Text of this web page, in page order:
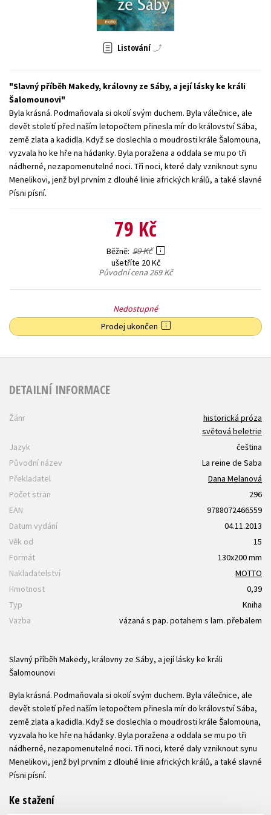
Zahraniční literatura
Všechny tituly
Listování
Slavný příběh Makedy, královny ze Sáby, a její lásky ke králi
Šalomounovi
Byla krásná. Podmaňovala si okolí svým duchem. Byla válečnice, ale
devět století před naším letopočtem přinesla mír do království Sába,
země zlata a kadidla. Když se doslechla o moudrosti krále Šalomouna,
vyzvala ho ke hře na hádanky. Byla poražena a oddala se mu po tři
nádherné, nezapomenutelné noci. Tři noci, které daly vzniknout synu
Menelikovi, jenž byl prvním z dlouhé linie afrických králů, a také slavné
Písni písní.
79 Kč
Běžně 99 Kč
ušetříte 20 Kč
Původní cena269 Kč
Nedostupné
Prodej ukončen
DETAILNÍ INFORMACE
Žánr
historická próza
světová beletrie
Jazyk
čeština
Původní název
La reine de Saba
Překladatel
Dana Melanová
Počet stran
296
EAN
9788072466559
Datum vydání
04.11.2013
Věk od
15
Formát
130x200 mm
Nakladatelství
MOTTO
Hmotnost
0,39
Typ
Kniha
Vazba
vázaná s pap. potahem s lam. přebalem
Slavný příběh Makedy, královny ze Sáby, a její lásky ke králi
Šalomounovi
Byla krásná. Podmaňovala si okolí svým duchem. Byla válečnice, ale
devět století před naším letopočtem přinesla mír do království Sába,
země zlata a kadidla. Když se doslechla o moudrosti krále Šalomouna,
vyzvala ho ke hře na hádanky. Byla poražena a oddala se mu po tři
nádherné, nezapomenutelné noci. Tři noci, které daly vzniknout synu
Menelikovi, jenž byl prvním z dlouhé linie afrických králů, a také slavné
Písni písní.
Ke stažení